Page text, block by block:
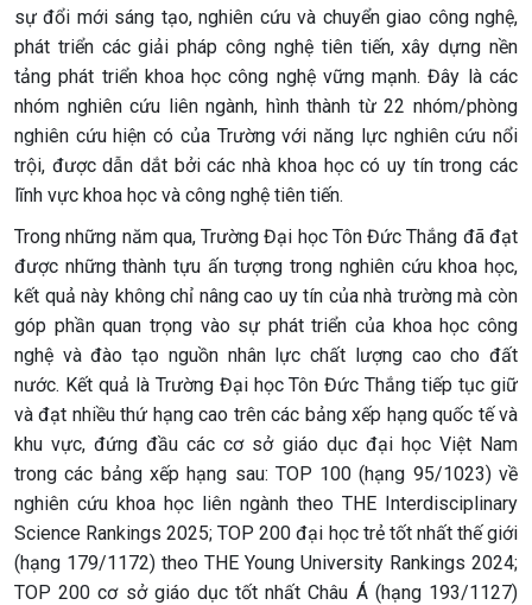
sự đổi mới sáng tạo, nghiên cứu và chuyển giao công nghệ,
phát triển các giải pháp công nghệ tiên tiến, xây dựng nền
tảng phát triển khoa học công nghệ vững mạnh. Đây là các
nhóm nghiên cứu liên ngành, hình thành từ 22 nhóm/phòng
nghiên cứu hiện có của Trường với năng lực nghiên cứu nổi
trội, được dẫn dắt bởi các nhà khoa học có uy tín trong các
lĩnh vực khoa học và công nghệ tiên tiến.
Trong những năm qua, Trường Đại học Tôn Đức Thắng đã đạt
được những thành tựu ấn tượng trong nghiên cứu khoa học,
kết quả này không chỉ nâng cao uy tín của nhà trường mà còn
góp phần quan trọng vào sự phát triển của khoa học công
nghệ và đào tạo nguồn nhân lực chất lượng cao cho đất
nước. Kết quả là Trường Đại học Tôn Đức Thắng tiếp tục giữ
và đạt nhiều thứ hạng cao trên các bảng xếp hạng quốc tế và
khu vực, đứng đầu các cơ sở giáo dục đại học Việt Nam
trong các bảng xếp hạng sau: TOP 100 (hạng 95/1023) về
nghiên cứu khoa học liên ngành theo THE Interdisciplinary
Science Rankings 2025; TOP 200 đại học trẻ tốt nhất thế giới
(hạng 179/1172) theo THE Young University Rankings 2024;
TOP 200 cơ sở giáo dục tốt nhất Châu Á (hạng 193/1127)